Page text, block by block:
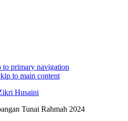
to primary navigation
to main content
Husaini
Tunai Rahmah 2024